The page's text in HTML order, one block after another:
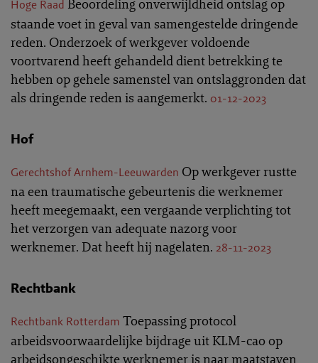
Hoge Raad Beoordeling onverwijldheid ontslag op
staande voet in geval van samengestelde dringende
reden. Onderzoek of werkgever voldoende
voortvarend heeft gehandeld dient betrekking te
hebben op gehele samenstel van ontslaggronden dat
als dringende reden is aangemerkt. 01-12-2023
Hof
Gerechtshof Arnhem-Leeuwarden Op werkgever rustte
na een traumatische gebeurtenis die werknemer
heeft meegemaakt, een vergaande verplichting tot
het verzorgen van adequate nazorg voor
werknemer. Dat heeft hij nagelaten. 28-11-2023
Rechtbank
Rechtbank Rotterdam Toepassing protocol
arbeidsvoorwaardelijke bijdrage uit KLM-cao op
arbeidsongeschikte werknemer is naar maatstaven